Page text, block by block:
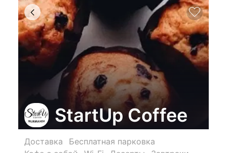
StartUp Coffee
Доставка
Бесплатная парковка